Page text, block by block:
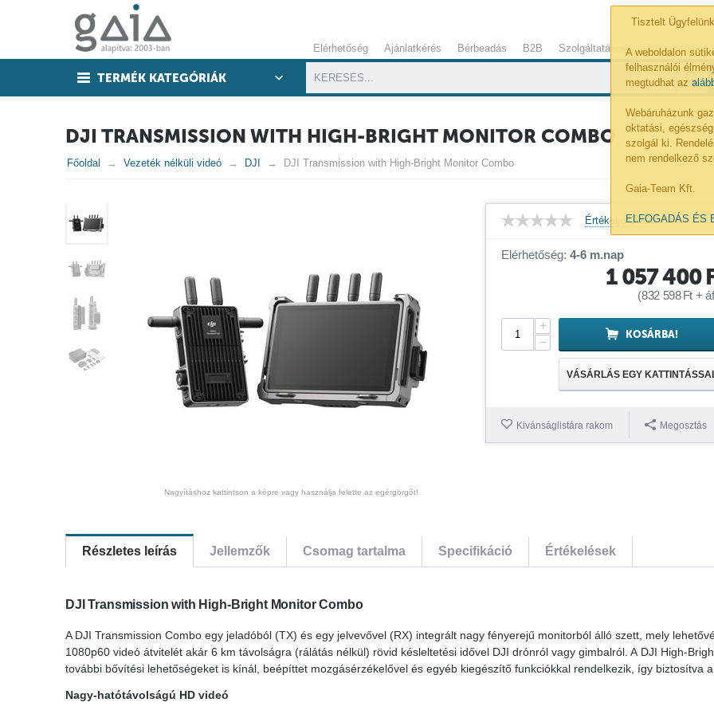
Tisztelt
A weboldalon
felhasználói
megtudhat az
Webáruházunk
oktatási,
szolgál ki.
nem rendelkező
Gaia-Team Kft.
ELFOGADÁS ÉS
Elérhetőség Ajánlatkérés Bérbeadás B2B Szolgáltatások Referenciák
TERMÉK KATEGÓRIÁK
DJI TRANSMISSION WITH HIGH-BRIGHT MONITOR COMBO
Főoldal Vezeték nélküli videó DJI DJI Transmission with High-Bright Monitor Combo
Nagyításhoz kattintson a képre vagy használja felette az egérgörgőt!
Értékelje Ön is!
Elérhetőség:4-6 m.nap
1 057 400
(832 598Ft +
+
−
KOSÁRBA!
VÁSÁRLÁS EGY
Kivánságlistára rakom Megosztás
Részletes leírás Jellemzők Csomag tartalma Specifikáció Értékelések
DJI Transmission with High-Bright Monitor Combo
A DJI Transmission Combo egy jeladóból (TX) és egy jelvevővel (RX) integrált nagy fényerejű monitorból álló szett, mely
1080p60 videó átvitelét akár 6 km távolságra (rálátás nélkül) rövid késleltetési idővel DJI drónról vagy gimbalról. A DJI High-
további bővítési lehetőségeket is kínál, beépíttet mozgásérzékelővel és egyéb kiegészítő funkciókkal rendelkezik, így biztosítva
Nagy-hatótávolságú HD videó